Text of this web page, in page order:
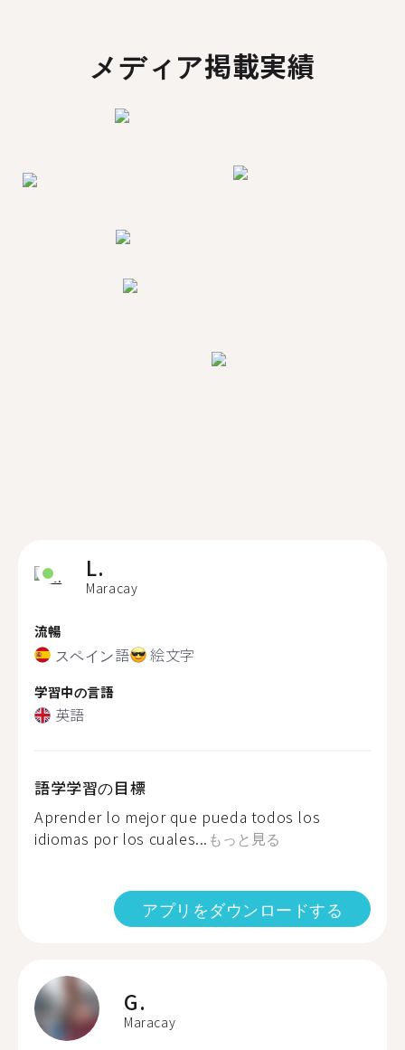
メディア掲載実績
L.
Maracay
流暢
スペイン語 絵文字
学習中の言語
英語
語学学習の目標
Aprender lo mejor que pueda todos los
idiomas por los cuales... もっと見る
アプリをダウンロードする
G.
Maracay